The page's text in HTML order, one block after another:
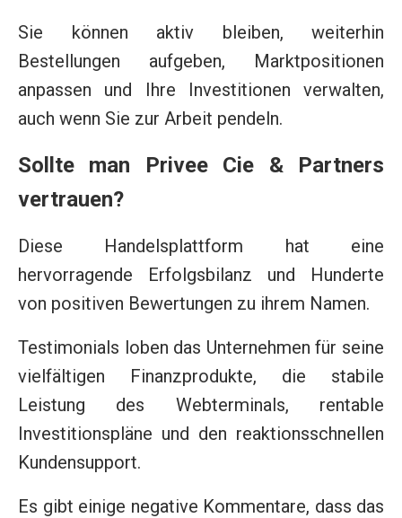
Sie können aktiv bleiben, weiterhin
Bestellungen aufgeben, Marktpositionen
anpassen und Ihre Investitionen verwalten,
auch wenn Sie zur Arbeit pendeln.
Sollte man Privee Cie & Partners
vertrauen?
Diese Handelsplattform hat eine
hervorragende Erfolgsbilanz und Hunderte
von positiven Bewertungen zu ihrem Namen.
Testimonials loben das Unternehmen für seine
vielfältigen Finanzprodukte, die stabile
Leistung des Webterminals, rentable
Investitionspläne und den reaktionsschnellen
Kundensupport.
Es gibt einige negative Kommentare, dass das